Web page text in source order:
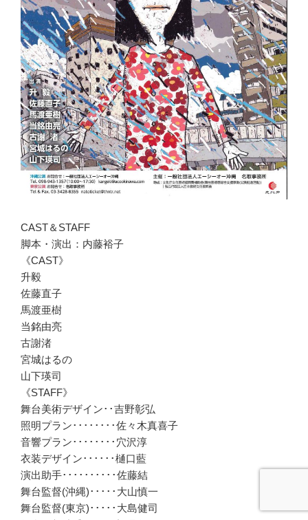
CAST＆STAFF
脚本・演出：内藤裕子
《CAST》
升毅
佐藤直子
馬渡亜樹
当銘由亮
古謝渚
宮城はるの
山下瑛司
《STAFF》
舞台美術デザイン･･吉野彰弘
照明プラン････････佐々木真喜子
音響プラン････････穴沢淳
衣装デザイン･･････樋口藍
演出助手･･････････佐藤結
舞台監督(沖縄)･････大山慎一
舞台監督(東京)･････大島健司